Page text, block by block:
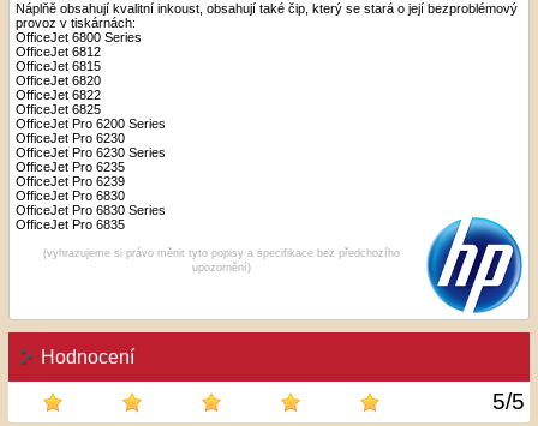
Hodnocení
5/5
Náplňě obsahují kvalitní inkoust, obsahují také čip, který se stará o její bezproblémový
provoz v tiskárnách:
OfficeJet 6800 Series
OfficeJet 6812
OfficeJet 6815
OfficeJet 6820
OfficeJet 6822
OfficeJet 6825
OfficeJet Pro 6200 Series
OfficeJet Pro 6230
OfficeJet Pro 6230 Series
OfficeJet Pro 6235
OfficeJet Pro 6239
OfficeJet Pro 6830
OfficeJet Pro 6830 Series
OfficeJet Pro 6835
(vyhrazujeme si právo měnit tyto popisy a specifikace bez předchozího
upozornění)